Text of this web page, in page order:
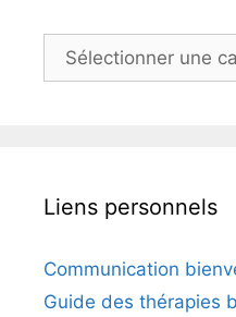
Catégories
Liens personnels
Communication
Guide des thérapies